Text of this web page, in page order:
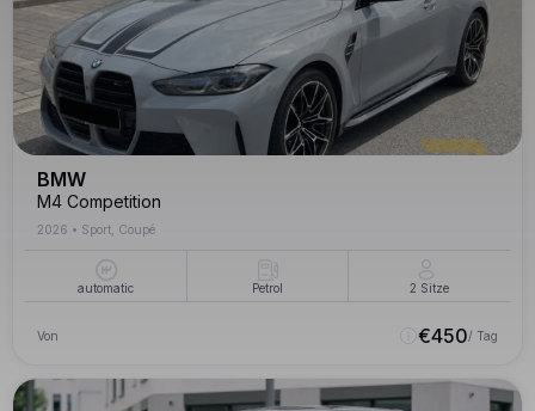
BMW
M4 Competition
2026 • Sport, Coupé
automatic Petrol 2 Sitze
Von €450/ Tag